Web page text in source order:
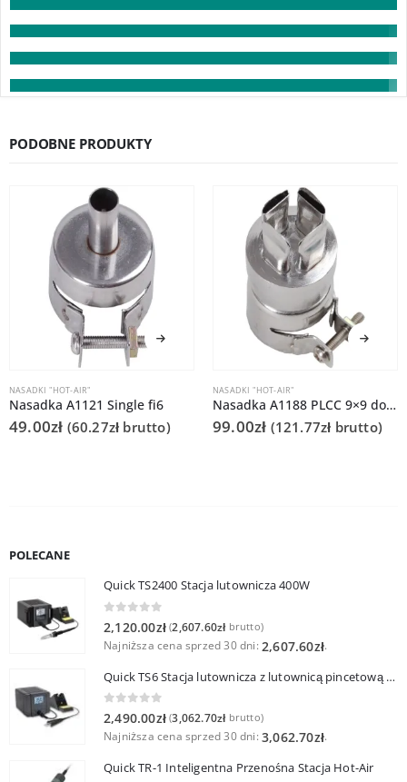
PODOBNE PRODUKTY
NASADKI "HOT-AIR"
Nasadka A1121 Single fi6
49.00zł (60.27zł brutto)
NASADKI "HOT-AIR"
Nasadka A1188 PLCC 9×9 do Quick 861DS/855PG/706
99.00zł (121.77zł brutto)
POLECANE
Quick TS2400 Stacja lutownicza 400W
2,120.00zł (2,607.60złbrutto)
Najniższa cena sprzed 30 dni: 2,607.60zł.
Quick TS6 Stacja lutownicza z lutownicą pincetową 60W
0 out of 5
2,490.00zł (3,062.70złbrutto)
Najniższa cena sprzed 30 dni: 3,062.70zł.
Quick TR-1 Inteligentna Przenośna Stacja Hot-Air